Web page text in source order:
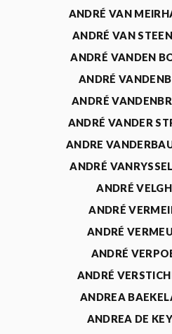
ANDRÉ VAN
ANDRÉ VAN
ANDRÉ VANDEN
ANDRÉ
ANDRÉ
ANDRÉ VANDER
ANDRE
ANDRÉ
ANDRÉ
ANDRÉ
ANDRÉ
ANDRÉ
ANDRÉ
ANDREA
ANDREA DE